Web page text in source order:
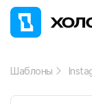
Шаблоны